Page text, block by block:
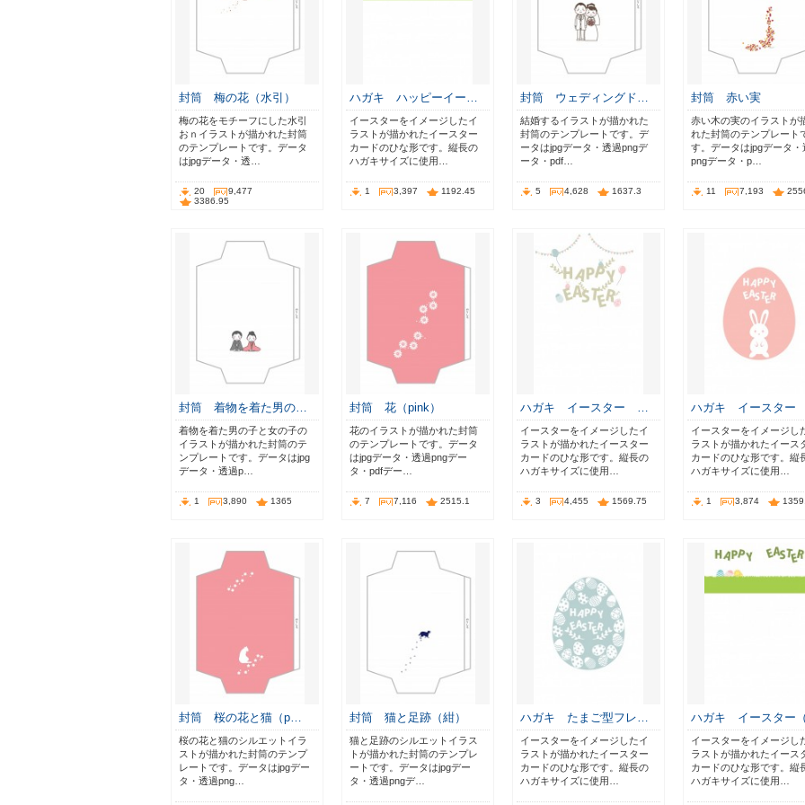
封筒 梅の花（水引）
梅の花をモチーフにした水引
おｎイラストが描かれた封筒
のテンプレートです。データ
はjpgデータ・透…
20
9,477
3386.95
ハガキ ハッピーイー…
イースターをイメージしたイ
ラストが描かれたイースター
カードのひな形です。縦長の
ハガキサイズに使用…
1 3,397 1192.45
封筒 ウェディングド…
結婚するイラストが描かれた
封筒のテンプレートです。デ
ータはjpgデータ・透過pngデ
ータ・pdf…
5 4,628 1637.3
封筒 赤い実
赤い木の実のイラストが
れた封筒のテンプレート
す。データはjpgデータ・
pngデータ・p…
11 7,193
封筒 着物を着た男の…
着物を着た男の子と女の子の
イラストが描かれた封筒のテ
ンプレートです。データはjpg
データ・透過p…
1 3,890 1365
封筒 花（pink）
花のイラストが描かれた封筒
のテンプレートです。データ
はjpgデータ・透過pngデー
タ・pdfデー…
7 7,116 2515.1
ハガキ イースター …
イースターをイメージしたイ
ラストが描かれたイースター
カードのひな形です。縦長の
ハガキサイズに使用…
3 4,455 1569.75
ハガキ イースタ
イースターをイメージし
ラストが描かれたイース
カードのひな形です。縦
ハガキサイズに使用…
1 3,874
封筒 桜の花と猫（p…
桜の花と猫のシルエットイラ
ストが描かれた封筒のテンプ
レートです。データはjpgデー
タ・透過png…
封筒 猫と足跡（紺）
猫と足跡のシルエットイラス
トが描かれた封筒のテンプレ
ートです。データはjpgデー
タ・透過pngデ…
ハガキ たまご型フレ…
イースターをイメージしたイ
ラストが描かれたイースター
カードのひな形です。縦長の
ハガキサイズに使用…
ハガキ イースター
イースターをイメージし
ラストが描かれたイース
カードのひな形です。縦
ハガキサイズに使用…